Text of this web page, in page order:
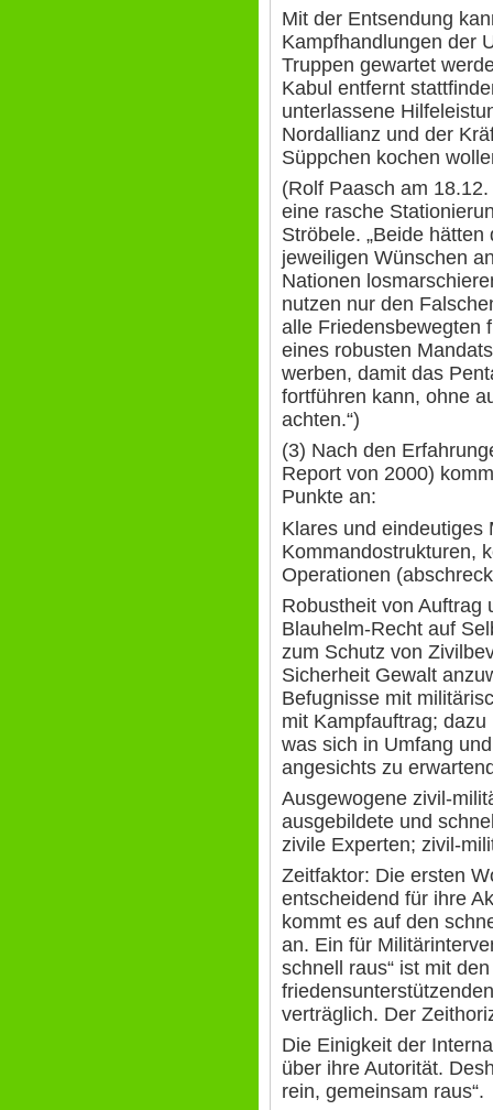
Mit der Entsendung
Kampfhandlungen der
Truppen gewartet
Kabul entfernt
unterlassene
Nordallianz und der
Süppchen kochen
(Rolf Paasch am
eine rasche
Ströbele. „Beide
jeweiligen Wünschen
Nationen
nutzen nur den
alle Friedensbewegten
eines robusten
werben, damit das
fortführen kann, ohne
achten.“)
(3) Nach den
Report von 2000)
Punkte an:
Klares und eindeutiges
Kommandostrukturen,
Operationen
Robustheit von Auftrag
Blauhelm-Recht auf
zum Schutz von
Sicherheit Gewalt
Befugnisse mit
mit Kampfauftrag;
was sich in Umfang
angesichts zu
Ausgewogene zivil-
ausgebildete und
zivile Experten; zivil-
Zeitfaktor: Die ersten
entscheidend für ihre
kommt es auf den
an. Ein für
schnell raus“ ist mit
verträglich. Der
Die Einigkeit der
über ihre Autorität.
rein, gemeinsam raus“.